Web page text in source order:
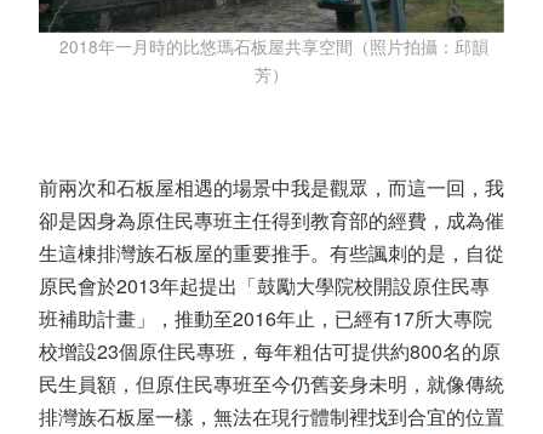
2018年一月時的比悠瑪石板屋共享空間（照片拍攝：邱韻
芳）
前兩次和石板屋相遇的場景中我是觀眾，而這一回，我
卻是因身為原住民專班主任得到教育部的經費，成為催
生這棟排灣族石板屋的重要推手。有些諷刺的是，自從
原民會於2013年起提出「鼓勵大學院校開設原住民專
班補助計畫」，推動至2016年止，已經有17所大專院
校增設23個原住民專班，每年粗估可提供約800名的原
民生員額，但原住民專班至今仍舊妾身未明，就像傳統
排灣族石板屋一樣，無法在現行體制裡找到合宜的位置